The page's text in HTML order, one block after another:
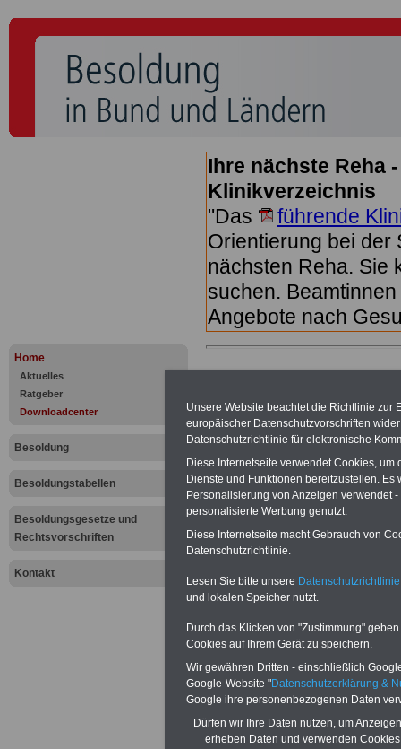
Home
Aktuelles
Ratgeber
Downloadcenter
Besoldung
Besoldungstabellen
Besoldungsgesetze und
Rechtsvorschriften
Kontakt
Ihre nächste Reha
Klinikverzeichnis
"Das
führende
Orientierung bei der
nächsten Reha. Sie
suchen.
Angebote nach
und
Hier finden Sie,
Beamte" mit
7,50 Euro
Zum
zehn Bücher als
Unsere Website beachtet die Richtlinie
europäischer Datenschutzvorschriften
Datenschutzrichtlinie für elektronische
Diese Internetseite verwendet Cookies,
Dienste und Funktionen bereitzustellen.
Personalisierung von Anzeigen verwendet
personalisierte Werbung genutzt.
Diese Internetseite macht Gebrauch von
Datenschutzrichtlinie.
Lesen Sie bitte unsere Datenschutzrichtlinie
und lokalen Speicher nutzt.
Durch das Klicken von "Zustimmung"
Cookies auf Ihrem Gerät zu speichern.
Wir gewähren Dritten - einschließlich
Google-Website "Datenschutzerklärung &
Google ihre personenbezogenen Daten
Dürfen wir Ihre Daten nutzen, um
erheben Daten und verwenden